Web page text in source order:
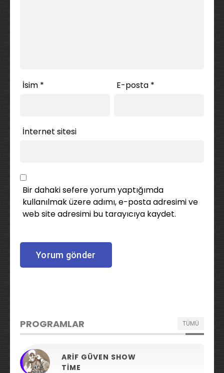
İsim * E-posta *
İnternet sitesi
Bir dahaki sefere yorum yaptığımda
kullanılmak üzere adımı, e-posta adresimi ve
web site adresimi bu tarayıcıya kaydet.
PROGRAMLAR TÜMÜ
ARIF GÜVEN SHOW
TIME